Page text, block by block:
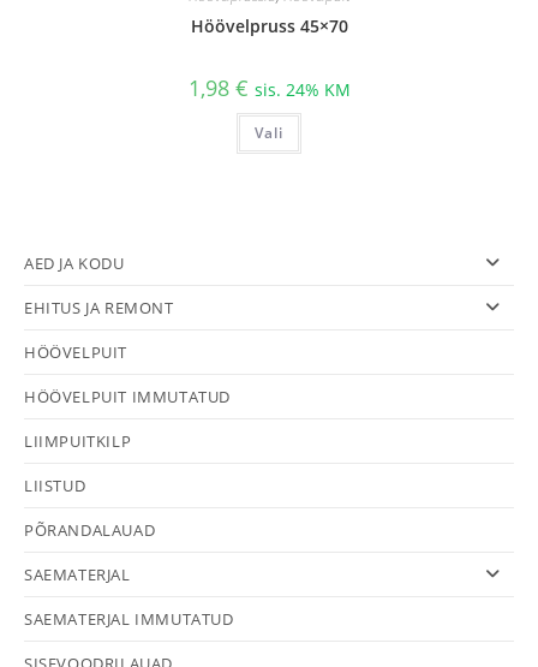
Höövelpruss 45×70
1,98 € sis. 24% KM
Vali
Sellel
on
AED JA KODU
EHITUS JA REMONT
HÖÖVELPUIT
HÖÖVELPUIT IMMUTATUD
LIIMPUITKILP
LIISTUD
PÕRANDALAUAD
SAEMATERJAL
SAEMATERJAL IMMUTATUD